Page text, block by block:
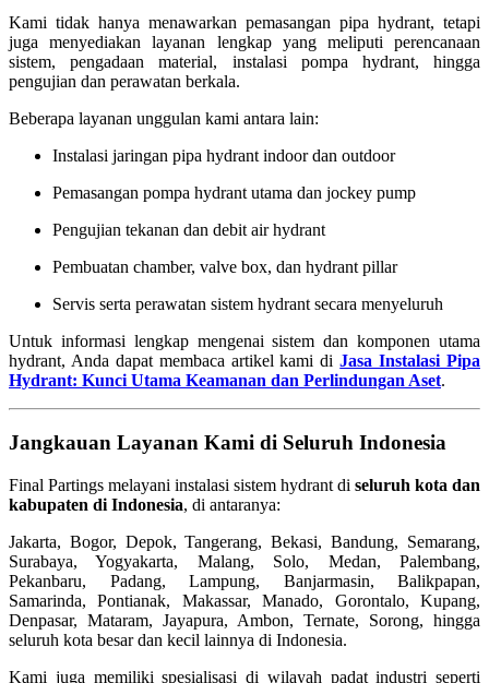
Kami tidak hanya menawarkan pemasangan pipa hydrant, tetapi
juga menyediakan layanan lengkap yang meliputi perencanaan
sistem, pengadaan material, instalasi pompa hydrant, hingga
pengujian dan perawatan berkala.
Beberapa layanan unggulan kami antara lain:
Instalasi jaringan pipa hydrant indoor dan outdoor
Pemasangan pompa hydrant utama dan jockey pump
Pengujian tekanan dan debit air hydrant
Pembuatan chamber, valve box, dan hydrant pillar
Servis serta perawatan sistem hydrant secara menyeluruh
Untuk informasi lengkap mengenai sistem dan komponen utama
hydrant, Anda dapat membaca artikel kami diJasa Instalasi Pipa
Hydrant: Kunci Utama Keamanan dan Perlindungan Aset.
Jangkauan Layanan Kami di Seluruh Indonesia
Final Partings melayani instalasi sistem hydrant di seluruh kota dan
kabupaten di Indonesia, di antaranya:
Jakarta, Bogor, Depok, Tangerang, Bekasi, Bandung, Semarang,
Surabaya, Yogyakarta, Malang, Solo, Medan, Palembang,
Pekanbaru, Padang, Lampung, Banjarmasin, Balikpapan,
Samarinda, Pontianak, Makassar, Manado, Gorontalo, Kupang,
Denpasar, Mataram, Jayapura, Ambon, Ternate, Sorong, hingga
seluruh kota besar dan kecil lainnya di Indonesia.
Kami juga memiliki spesialisasi di wilayah padat industri seperti